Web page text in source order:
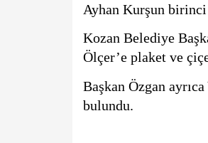
Ayhan Kurşun birinci
Kozan Belediye
Ölçer’e plaket ve
Başkan Özgan
bulundu.